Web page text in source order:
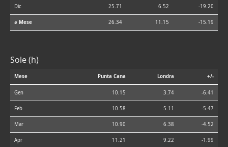
Dic 25.71 6.52 -19.20
⌀ Mese 26.34 11.15 -15.19
Sole (h)
Mese Punta Cana Londra +/-
Gen 10.15 3.74 -6.41
Feb 10.58 5.11 -5.47
Mar 10.90 6.38 -4.52
Apr 11.21 9.22 -1.99